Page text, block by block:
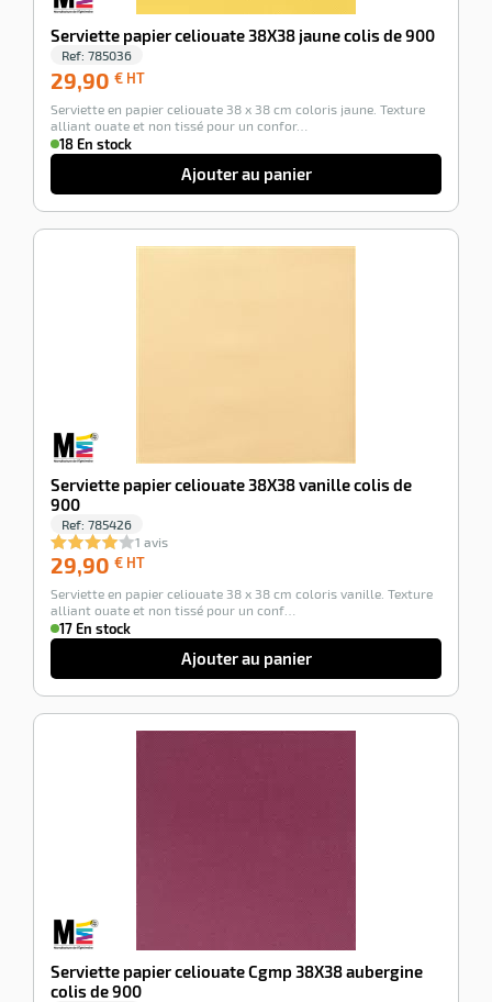
Serviette papier celiouate 38X38 jaune colis de 900
Ref: 785036
29,90 € HT
HT
Serviette en papier celiouate 38 x 38 cm coloris jaune. Texture
alliant ouate et non tissé pour un confor…
18 En stock
Ajouter au panier
Serviette papier celiouate 38X38 vanille colis de
900
Ref: 785426
1 avis
29,90 € HT
HT
Serviette en papier celiouate 38 x 38 cm coloris vanille. Texture
alliant ouate et non tissé pour un conf…
17 En stock
Ajouter au panier
Serviette papier celiouate Cgmp 38X38 aubergine
colis de 900